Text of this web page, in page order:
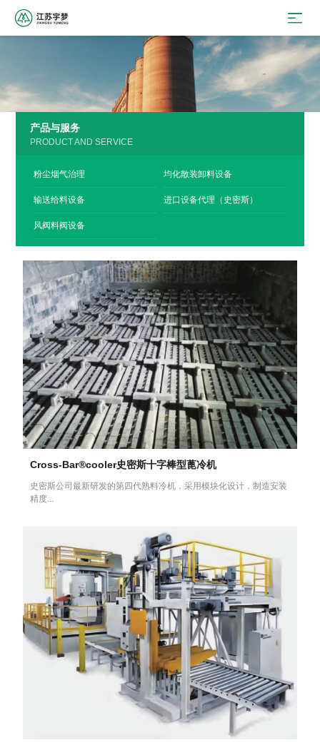
产品与服务
PRODUCT AND SERVICE
粉尘烟气治理 均化散装卸料设备
输送给料设备 进口设备代理（史密斯）
风阀料阀设备
Cross-Bar®cooler史密斯十字棒型蓖冷机
史密斯公司最新研发的第四代熟料冷机，采用模块化设计，制造安装
精度...